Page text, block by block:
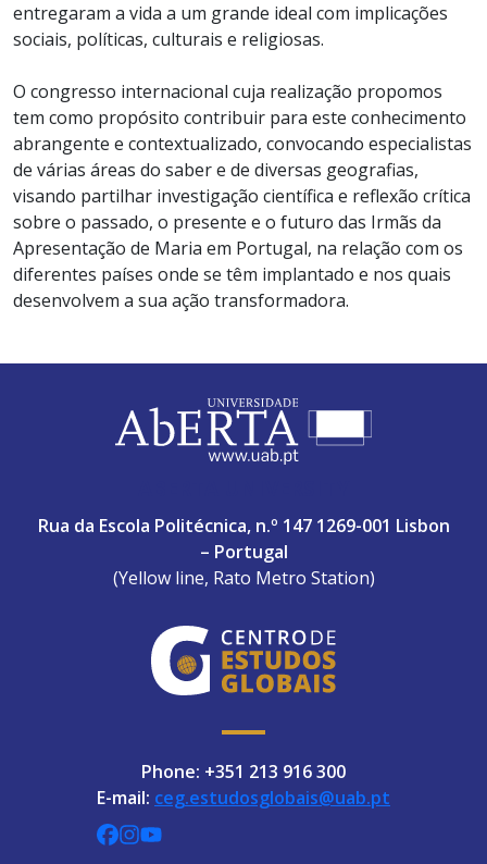
entregaram a vida a um grande ideal com implicações
sociais, políticas, culturais e religiosas.
O congresso internacional cuja realização propomos
tem como propósito contribuir para este conhecimento
abrangente e contextualizado, convocando especialistas
de várias áreas do saber e de diversas geografias,
visando partilhar investigação científica e reflexão crítica
sobre o passado, o presente e o futuro das Irmãs da
Apresentação de Maria em Portugal, na relação com os
diferentes países onde se têm implantado e nos quais
desenvolvem a sua ação transformadora.
Rua da Escola Politécnica, n.º 147 1269-001 Lisbon
– Portugal
(Yellow line, Rato Metro Station)
Phone: +351 213 916 300
E-mail: ceg.estudosglobais@uab.pt
CEGUAb @ Facebook
centrodeestudosglobaisuab @
globalogia @ YouTube